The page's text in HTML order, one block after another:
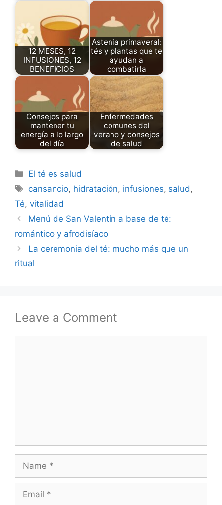
12 MESES, 12
INFUSIONES, 12
BENEFICIOS
Astenia primaveral:
tés y plantas que te
ayudan a
combatirla
Consejos para
mantener tu
energía a lo largo
del día
Enfermedades
comunes del
verano y consejos
de salud
Categories
El té es salud
Tags
cansancio, hidratación, infusiones, salud ,
Té, vitalidad
Menú de San Valentín a base de té:
romántico y afrodisíaco
La ceremonia del té: mucho más que un
ritual
Leave a Comment